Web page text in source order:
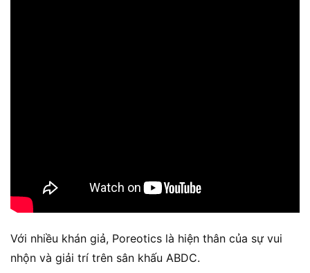
Với nhiều khán giả, Poreotics là hiện thân của sự vui
nhộn và giải trí trên sân khấu ABDC.